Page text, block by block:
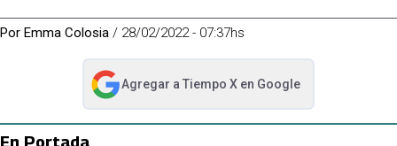
Por Emma Colosia / 28/02/2022 - 07:37hs
Agregar a Tiempo Xen Google
abre en nueva pestaña
En Portada